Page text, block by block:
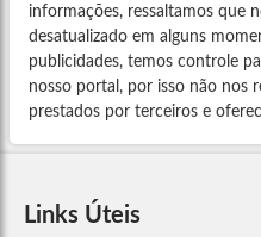
informações, ressaltamos que
desatualizado em alguns
publicidades, temos controle
nosso portal, por isso não nos
prestados por terceiros e
Links Úteis